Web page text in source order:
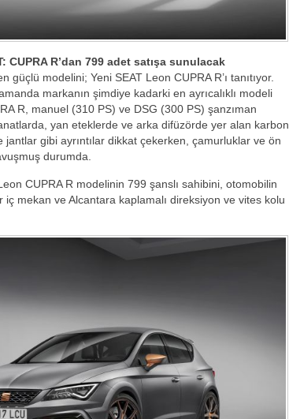
R’dan 799 adet satışa sunulacak
modelini; Yeni SEAT Leon CUPRA R’ı tanıtıyor.
markanın şimdiye kadarki en ayrıcalıklı modeli
R, manuel (310 PS) ve DSG (300 PS) şanzıman
yan eteklerde ve arka difüzörde yer alan karbon
gibi ayrıntılar dikkat çekerken, çamurluklar ve ön
durumda.
CUPRA R modelinin 799 şanslı sahibini, otomobilin
iç mekan ve Alcantara kaplamalı direksiyon ve vites kolu